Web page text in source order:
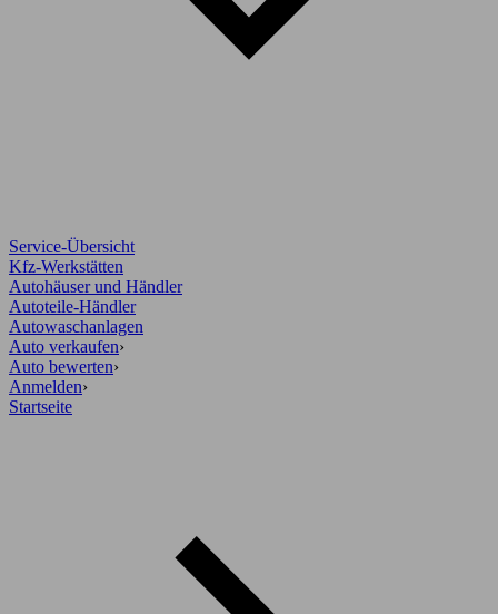
Service-Übersicht
Kfz-Werkstätten
Autohäuser und Händler
Autoteile-Händler
Autowaschanlagen
Auto verkaufen›
Auto bewerten›
Anmelden›
Startseite